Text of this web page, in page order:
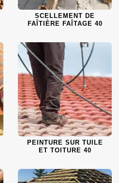
SCELLEMENT DE
FAÎTIÈRE FAÎTAGE 40
PEINTURE SUR TUILE
ET TOITURE 40